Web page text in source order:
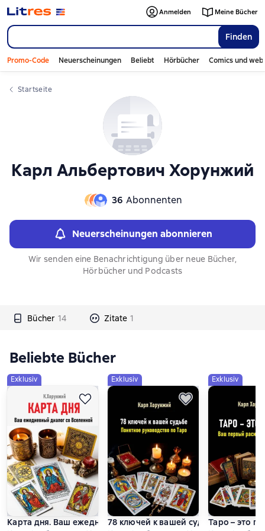
Finden
Anmelden Meine Bücher
Promo-Code Neuerscheinungen Beliebt Hörbücher Comics und
Startseite
Карл Альбертович Хорунжий
36 Abonnenten
Neuerscheinungen abonnieren
Wir senden eine Benachrichtigung über neue Bücher,
Hörbücher und Podcasts
Bücher 14 Zitate 1
Слайдер с книгами
Beliebte Bücher
Exklusiv
Карта дня. Ваш ежедневный диалог со Вселенной
Exklusiv
78 ключей к вашей судьбе.
Exklusiv
Таро – это
Слайдер с книгами